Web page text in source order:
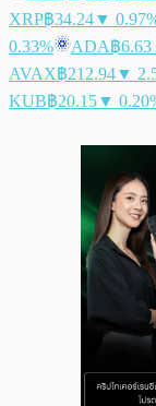
XRP฿34.24▼
0.33%
ADA฿6.63
AVAX฿212.94▼
KUB฿20.15▼